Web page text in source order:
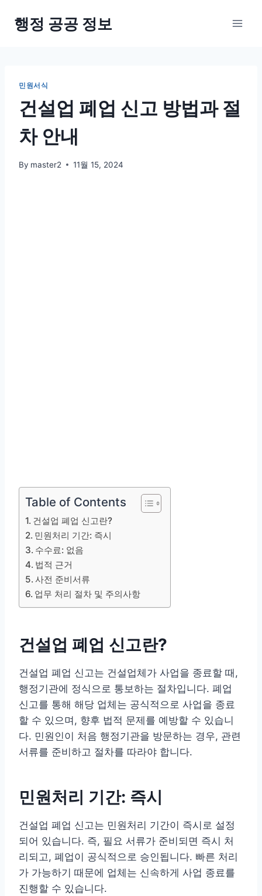
행정 공공 정보
민원서식
건설업 폐업 신고 방법과 절
차 안내
By master2 11월 15, 2024
Table of Contents
건설업 폐업 신고란?
민원처리 기간: 즉시
수수료: 없음
법적 근거
사전 준비서류
업무 처리 절차 및 주의사항
건설업 폐업 신고란?
건설업 폐업 신고는 건설업체가 사업을 종료할 때,
행정기관에 정식으로 통보하는 절차입니다. 폐업
신고를 통해 해당 업체는 공식적으로 사업을 종료
할 수 있으며, 향후 법적 문제를 예방할 수 있습니
다. 민원인이 처음 행정기관을 방문하는 경우, 관련
서류를 준비하고 절차를 따라야 합니다.
민원처리 기간: 즉시
건설업 폐업 신고는 민원처리 기간이 즉시로 설정
되어 있습니다. 즉, 필요 서류가 준비되면 즉시 처
리되고, 폐업이 공식적으로 승인됩니다. 빠른 처리
가 가능하기 때문에 업체는 신속하게 사업 종료를
진행할 수 있습니다.